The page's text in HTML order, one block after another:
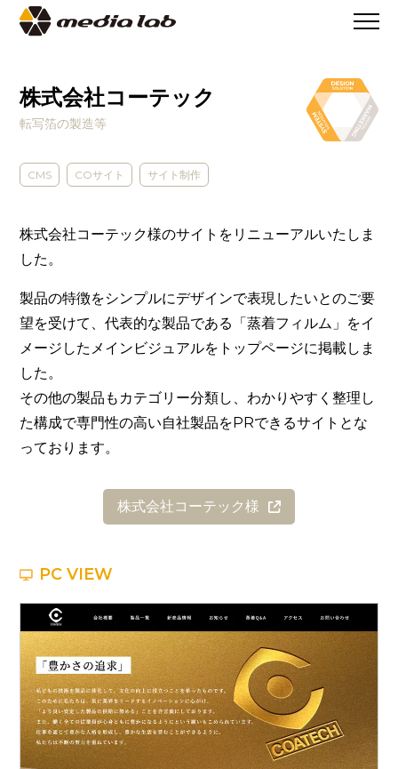
WORKS>株式会社コーテック
株式会社コーテック
転写箔の製造等
CMS COサイト サイト制作
株式会社コーテック様のサイトをリニューアルいたしま
した。
製品の特徴をシンプルにデザインで表現したいとのご要
望を受けて、代表的な製品である「蒸着フィルム」をイ
メージしたメインビジュアルをトップページに掲載しま
した。
その他の製品もカテゴリー分類し、わかりやすく整理し
た構成で専門性の高い自社製品をPRできるサイトとな
っております。
株式会社コーテック様
PC VIEW